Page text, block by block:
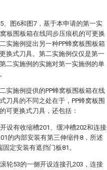
、图6和图7，基于本申请的第一实
板围板箱在线同步压痕机的可更换
实施例提出另一种PP蜂窝板围板箱
换式刀具。第二实施例仅仅是第一
二实施例的实施对第一实施例的单
实施例提供的PP蜂窝板围板箱在线
刀具的不同之处在于，PP蜂窝板围
可更换式刀具，还包括：
设有收缩槽201、缓冲槽202和连接
的内部安装有第三伸缩件8，所述
定安装有遮挡门板81。
轮53的一侧开设连接孔203，连接